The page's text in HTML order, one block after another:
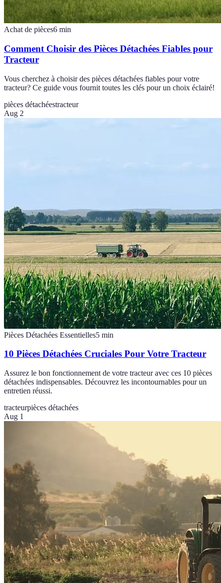
Achat de pièces6 min
Comment Choisir des Pièces Détachées Fiables pour
Tracteur
Vous cherchez à choisir des pièces détachées fiables pour votre
tracteur? Ce guide vous fournit toutes les clés pour un choix éclairé!
pièces détachéestracteur
Aug 2
Pièces Détachées Essentielles5 min
10 Pièces Détachées Cruciales Pour Votre Tracteur
Assurez le bon fonctionnement de votre tracteur avec ces 10 pièces
détachées indispensables. Découvrez les incontournables pour un
entretien réussi.
tracteurpièces détachées
Aug 1